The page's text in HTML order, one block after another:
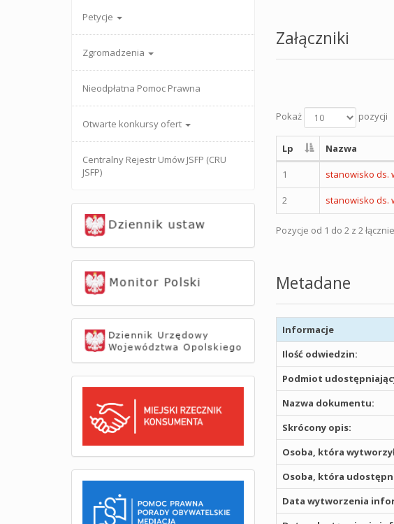
Petycje
Zgromadzenia
Nieodpłatna Pomoc Prawna
Otwarte konkursy ofert
Centralny Rejestr Umów JSFP (CRU
JSFP)
Załączniki
Pokaż pozycji
Lp Nazwa
1 stanowisko ds.
2 stanowisko ds.
Pozycje od 1 do 2 z 2 łącznie
Metadane
Informacje
Ilość odwiedzin:
Podmiot
Nazwa dokumentu:
Skrócony opis:
Osoba, która
Osoba, która
Data wytworzenia